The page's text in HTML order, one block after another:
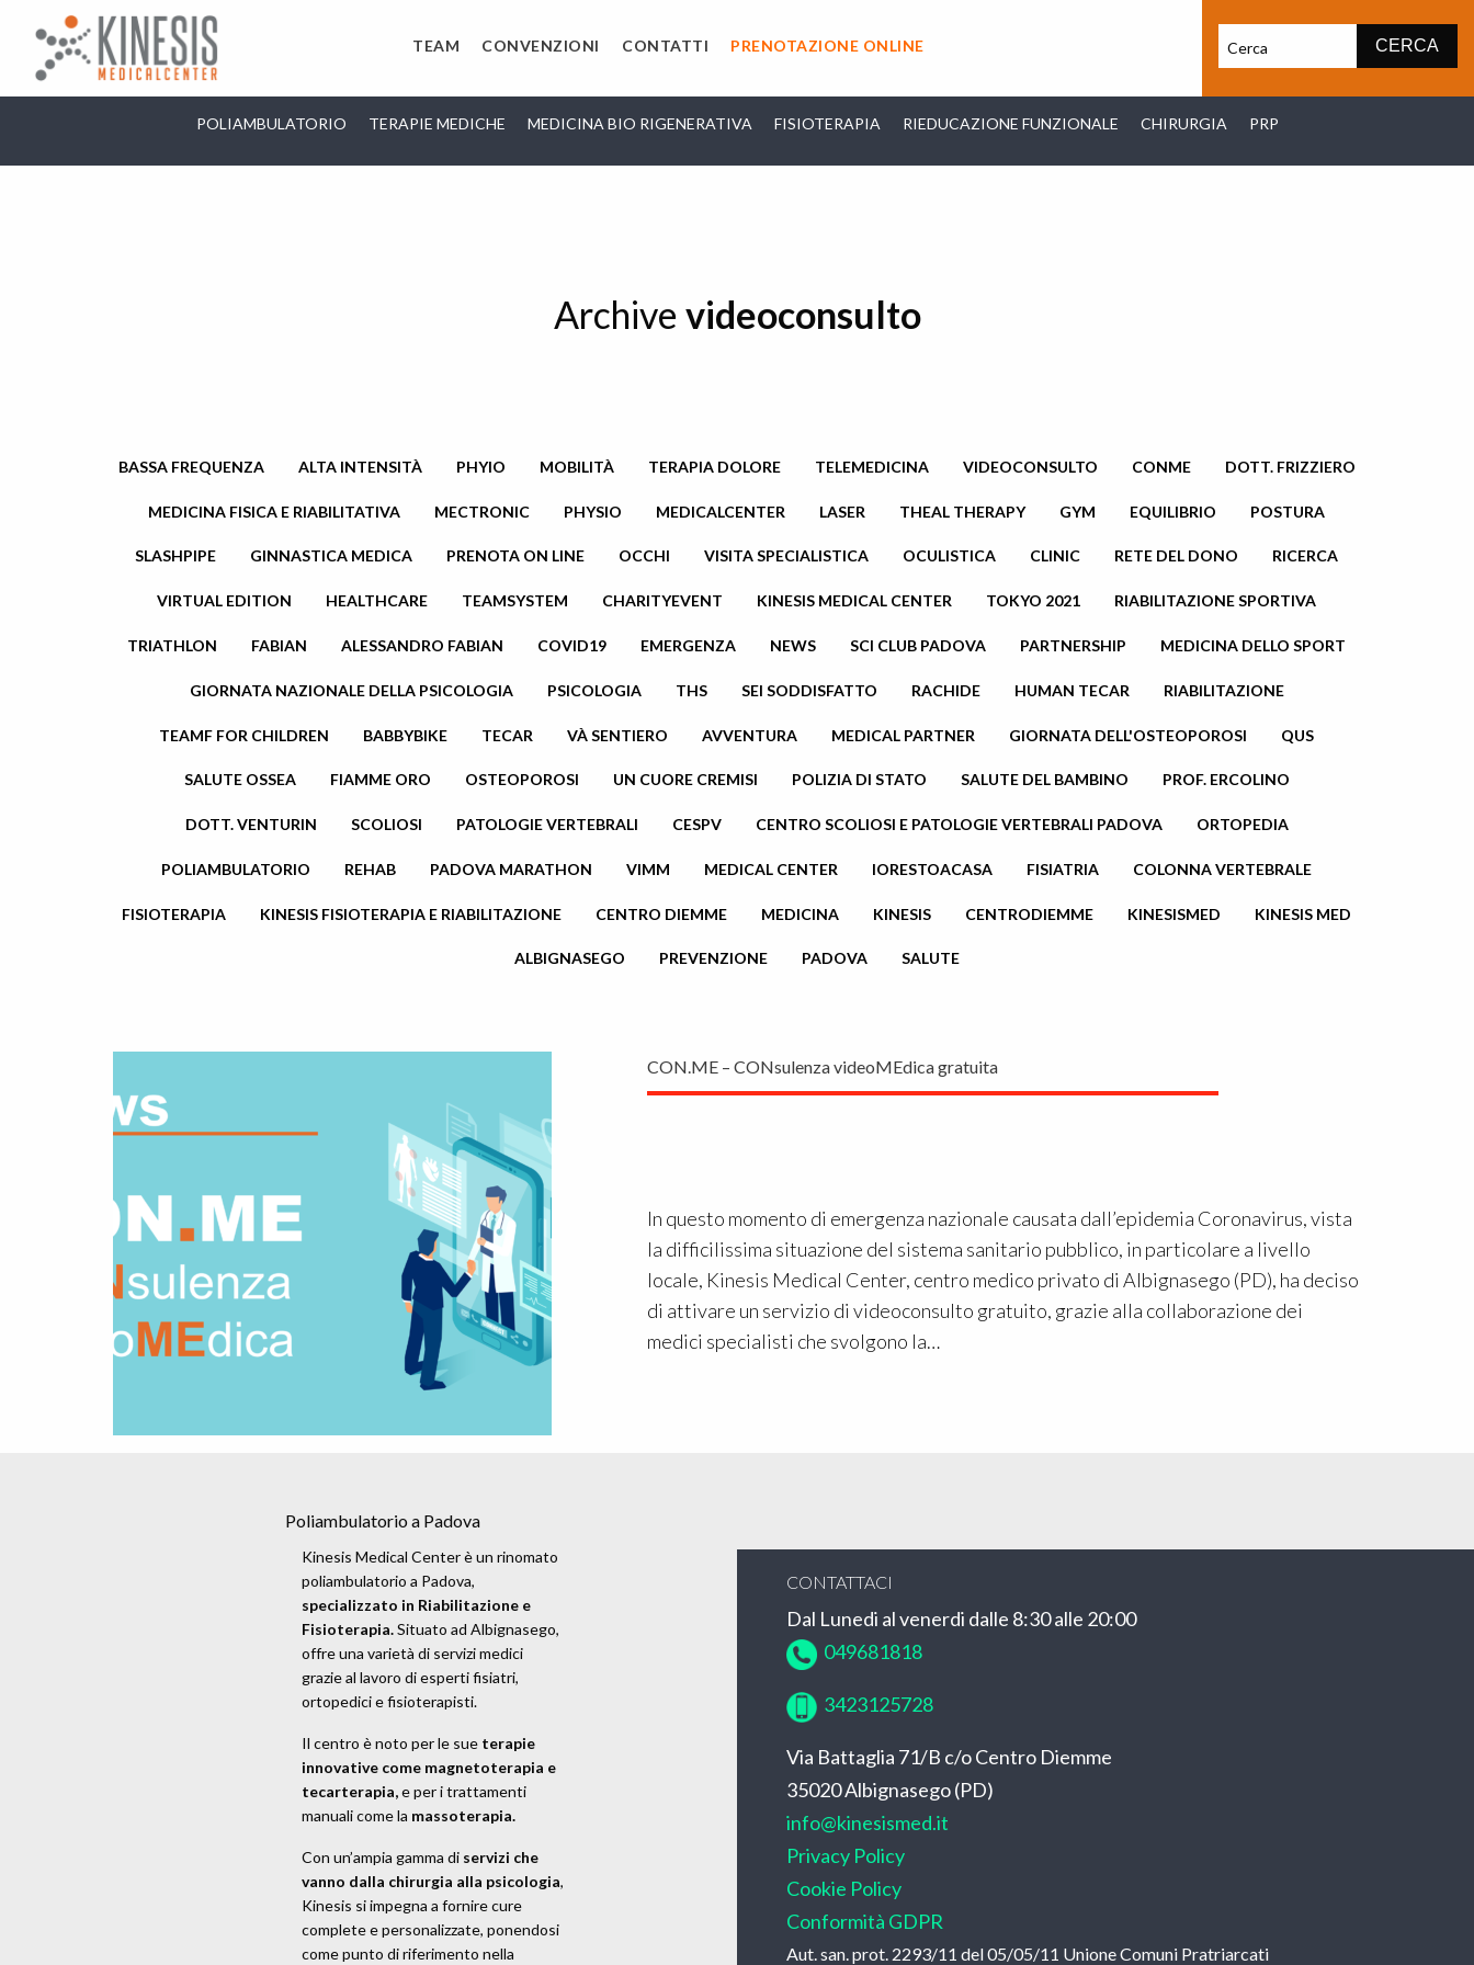
TEAM CONVENZIONI CONTATTI PRENOTAZIONE ONLINE
POLIAMBULATORIO TERAPIE MEDICHE MEDICINA BIO RIGENERATIVA FISIOTERAPIA RIEDUCAZIONE FUNZIONALE CHIRURGIA PRP
Archivevideoconsulto
BASSA FREQUENZA ALTA INTENSITÀ PHYIO MOBILITÀ TERAPIA DOLORE TELEMEDICINA VIDEOCONSULTO CONME DOTT. FRIZZIERO
MEDICINA FISICA E RIABILITATIVA MECTRONIC PHYSIO MEDICALCENTER LASER THEAL THERAPY GYM EQUILIBRIO POSTURA
SLASHPIPE GINNASTICA MEDICA PRENOTA ON LINE OCCHI VISITA SPECIALISTICA OCULISTICA CLINIC RETE DEL DONO RICERCA
VIRTUAL EDITION HEALTHCARE TEAMSYSTEM CHARITYEVENT KINESIS MEDICAL CENTER TOKYO 2021 RIABILITAZIONE SPORTIVA
TRIATHLON FABIAN ALESSANDRO FABIAN COVID19 EMERGENZA NEWS SCI CLUB PADOVA PARTNERSHIP MEDICINA DELLO SPORT
GIORNATA NAZIONALE DELLA PSICOLOGIA PSICOLOGIA THS SEI SODDISFATTO RACHIDE HUMAN TECAR RIABILITAZIONE
TEAMF FOR CHILDREN BABBYBIKE TECAR VÀ SENTIERO AVVENTURA MEDICAL PARTNER GIORNATA DELL'OSTEOPOROSI QUS
SALUTE OSSEA FIAMME ORO OSTEOPOROSI UN CUORE CREMISI POLIZIA DI STATO SALUTE DEL BAMBINO PROF. ERCOLINO
DOTT. VENTURIN SCOLIOSI PATOLOGIE VERTEBRALI CESPV CENTRO SCOLIOSI E PATOLOGIE VERTEBRALI PADOVA ORTOPEDIA
POLIAMBULATORIO REHAB PADOVA MARATHON VIMM MEDICAL CENTER IORESTOACASA FISIATRIA COLONNA VERTEBRALE
FISIOTERAPIA KINESIS FISIOTERAPIA E RIABILITAZIONE CENTRO DIEMME MEDICINA KINESIS CENTRODIEMME KINESISMED KINESIS MED
ALBIGNASEGO PREVENZIONE PADOVA SALUTE
CON.ME – CONsulenza videoMEdica gratuita
In questo momento di emergenza nazionale causata dall’epidemia Coronavirus, vista
la difficilissima situazione del sistema sanitario pubblico, in particolare a livello
locale, Kinesis Medical Center, centro medico privato di Albignasego (PD), ha deciso
di attivare un servizio di videoconsulto gratuito, grazie alla collaborazione dei
medici specialisti che svolgono la…
Poliambulatorio a Padova
Kinesis Medical Center è un rinomato
poliambulatorio a Padova,
specializzato in Riabilitazione e
Fisioterapia.Situato ad Albignasego,
offre una varietà di servizi medici
grazie al lavoro di esperti fisiatri,
ortopedici e fisioterapisti.
Il centro è noto per le sue terapie
innovative come magnetoterapia e
tecarterapia,e per i trattamenti
manuali come la massoterapia.
Con un’ampia gamma di servizi che
vanno dalla chirurgia alla psicologia,
Kinesis si impegna a fornire cure
complete e personalizzate, ponendosi
come punto di riferimento nella
CONTATTACI
Dal Lunedi al venerdi dalle 8:30 alle 20:00
049681818
3423125728
Via Battaglia 71/B c/o Centro Diemme
35020 Albignasego (PD)
info@kinesismed.it
Privacy Policy
Cookie Policy
Conformità GDPR
Aut. san. prot. 2293/11 del 05/05/11 Unione Comuni Pratriarcati